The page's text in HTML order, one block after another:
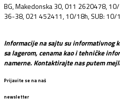
BG, Makedonska 30, 011 2620478,
36-38, 021 452411, 10/18h, SUB: 10/
Informacije na sajtu su informativnog
sa lagerom, cenama kao i tehničke
namerne. Kontaktirajte nas putem
Prijavite se na naš
newsletter